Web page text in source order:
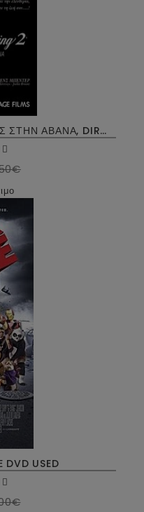
DIRTY DANCING 2 ΝΥΧΤΕΣ ΣΤΗΝ ΑΒΑΝΑ, DIRTY DANCING 2 DVD USED
DVD USED